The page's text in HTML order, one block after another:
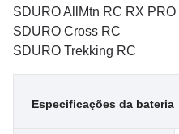
SDURO AllMtn RC RX PRO
SDURO Cross RC
SDURO Trekking RC
Especificações da bateria